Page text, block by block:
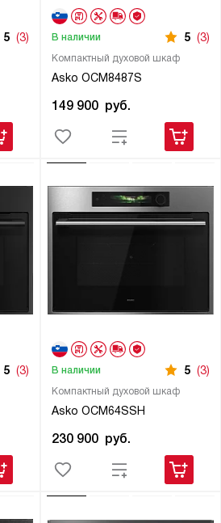
5 (3)
Компактный духовой шкаф
Asko OCM8487S
В наличии 5 (3)
149 900 руб.
5 (3)
Компактный духовой шкаф
Asko OCM64SSH
В наличии 5 (3)
230 900 руб.